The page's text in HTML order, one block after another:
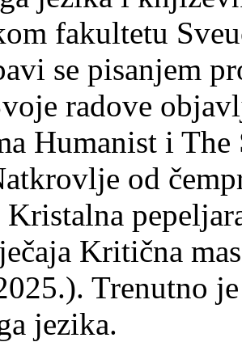
fakultetu
se pisanjem
radove
Humanist i
od
Kritična
Trenutno
jezika.